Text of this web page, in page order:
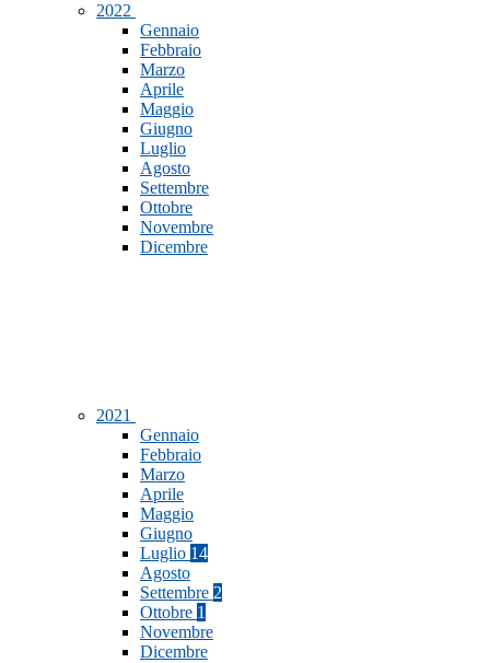
2022
Gennaio
Febbraio
Marzo
Aprile
Maggio
Giugno
Luglio
Agosto
Settembre
Ottobre
Novembre
Dicembre
2021
Gennaio
Febbraio
Marzo
Aprile
Maggio
Giugno
Luglio 14
Agosto
Settembre 2
Ottobre 1
Novembre
Dicembre